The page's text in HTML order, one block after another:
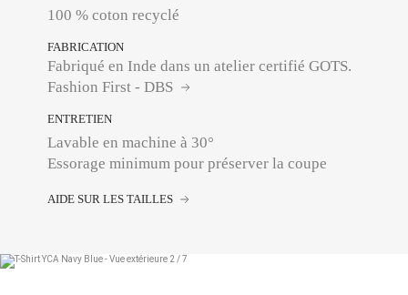
FABRICATION
Fabriqué en Inde dans un atelier certifié GOTS.
Fashion First - DBS
ENTRETIEN
Lavable en machine à 30°
Essorage minimum pour préserver la coupe
AIDE SUR LES TAILLES